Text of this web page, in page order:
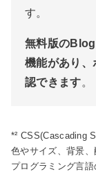
す。
無料版の
機能があり、
認できます。
*² CSS(Cascading
色やサイズ、背景
プログラミング言語